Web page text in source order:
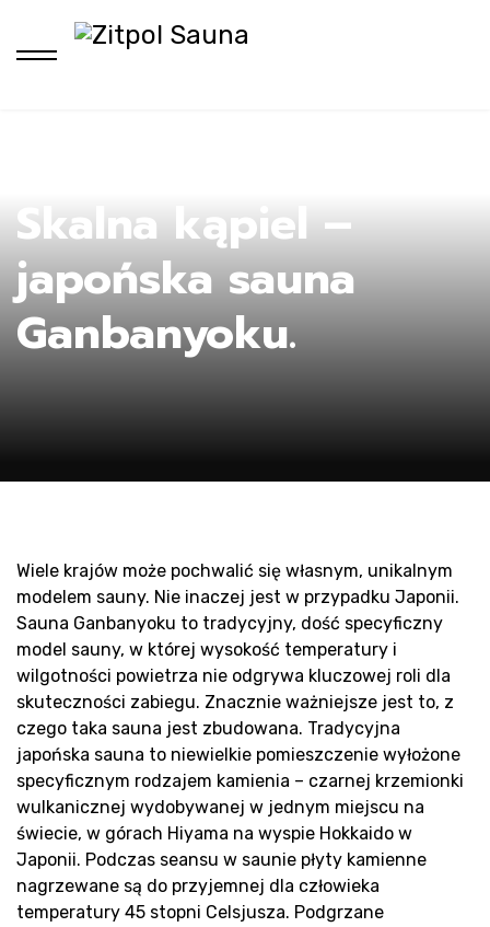
Skalna kąpiel –
japońska sauna
Ganbanyoku.
Wiele krajów może pochwalić się własnym, unikalnym
modelem sauny. Nie inaczej jest w przypadku Japonii.
Sauna Ganbanyoku to tradycyjny, dość specyficzny
model sauny, w której wysokość temperatury i
wilgotności powietrza nie odgrywa kluczowej roli dla
skuteczności zabiegu. Znacznie ważniejsze jest to, z
czego taka sauna jest zbudowana. Tradycyjna
japońska sauna to niewielkie pomieszczenie wyłożone
specyficznym rodzajem kamienia – czarnej krzemionki
wulkanicznej wydobywanej w jednym miejscu na
świecie, w górach Hiyama na wyspie Hokkaido w
Japonii. Podczas seansu w saunie płyty kamienne
nagrzewane są do przyjemnej dla człowieka
temperatury 45 stopni Celsjusza. Podgrzane